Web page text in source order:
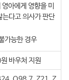
아에게 영향을 미
는다고 의사가 판단
가능한 경우
바우처 지원